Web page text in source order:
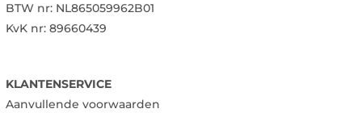
BTW nr: NL865059962B01
KvK nr: 89660439
KLANTENSERVICE
Aanvullende voorwaarden